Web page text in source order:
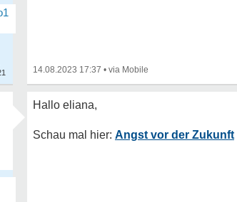
14.08.2023 17:37 •
Angst vor der Zukunft